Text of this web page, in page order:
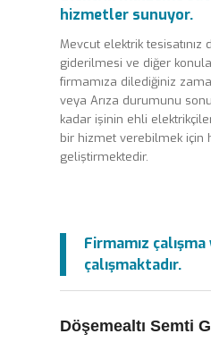
hizmetler sunuyor.
Mevcut elektrik tesisatınız
giderilmesi ve diğer
firmamıza dilediğiniz
veya Arıza durumunu
kadar işinin ehli
bir hizmet verebilmek için
geliştirmektedir.
Firmamız
çalışmaktadır.
Döşemealtı Semti